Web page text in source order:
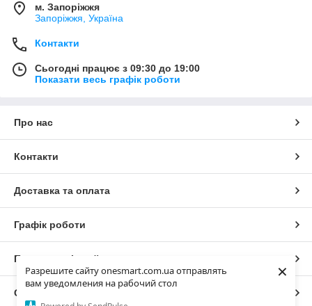
Разрешите сайту onesmart.com.ua отправлять
вам уведомления на рабочий стол
×
м. Запоріжжя
Запоріжжя, Україна
Контакти
Сьогодні працює з 09:30 до 19:00
Показати весь графік роботи
Про нас
Контакти
Доставка та оплата
Графік роботи
Повна версія сайту
Сайт створено на маркетплейсі